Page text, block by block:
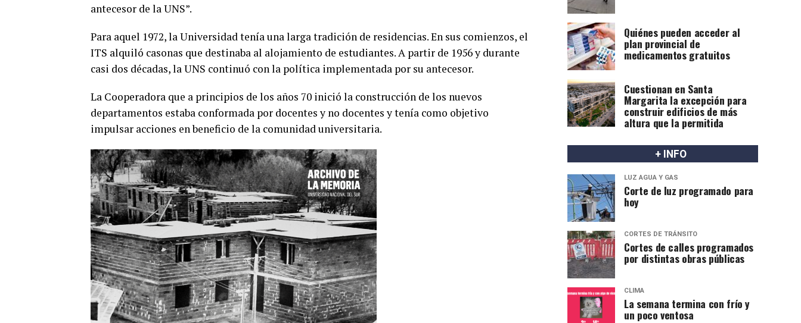
antecesor de la UNS”.
Para aquel 1972, la Universidad tenía una larga tradición de residencias. En sus comienzos, el
ITS alquiló casonas que destinaba al alojamiento de estudiantes. A partir de 1956 y durante
casi dos décadas, la UNS continuó con la política implementada por su antecesor.
La Cooperadora que a principios de los años 70 inició la construcción de los nuevos
departamentos estaba conformada por docentes y no docentes y tenía como objetivo
impulsar acciones en beneficio de la comunidad universitaria.
Quiénes pueden acceder al
plan provincial de
medicamentos gratuitos
Cuestionan en Santa
Margarita la excepción para
construir edificios de más
altura que la permitida
+ INFO
LUZ AGUA Y GAS
Corte de luz programado para
hoy
CORTES DE TRÁNSITO
Cortes de calles programados
por distintas obras públicas
CLIMA
La semana termina con frío y
un poco ventosa